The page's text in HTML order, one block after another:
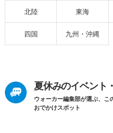
北陸 東海
四国 九州・沖縄
夏休みのイベント
ウォーカー編集部が選ぶ、こ
おでかけスポット